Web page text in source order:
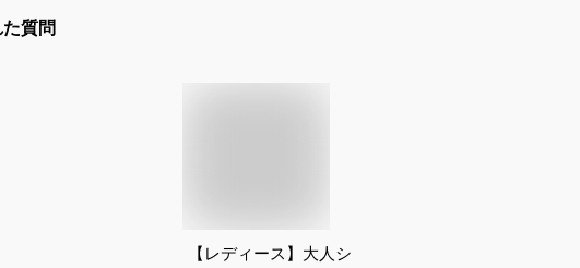
質問
【レディース】大人シ